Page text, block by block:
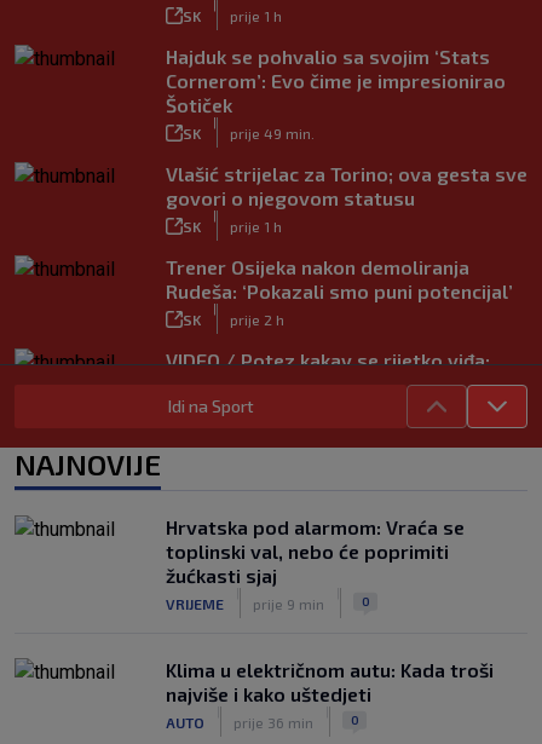
SK prije 1 h
Hajduk se pohvalio sa svojim ‘Stats
Cornerom’: Evo čime je impresionirao
Šotiček
SK prije 49 min.
Vlašić strijelac za Torino; ova gesta sve
govori o njegovom statusu
SK prije 1 h
Trener Osijeka nakon demoliranja
Rudeša: ‘Pokazali smo puni potencijal’
SK prije 2 h
VIDEO / Potez kakav se rijetko viđa:
Kada pomoć nije stigla, na rukama je
iznio suigrača u bolovima
SK prije 3 h
Dinamo u finalu Ramljaka! Sutra protiv
Ajaxa na glavnom terenu Maksimira
|
prije 3 h
Idi na Sport
NAJNOVIJE
Hrvatska pod alarmom: Vraća se
toplinski val, nebo će poprimiti
žućkasti sjaj
VRIJEME prije 9 min 0
Klima u električnom autu: Kada troši
najviše i kako uštedjeti
AUTO prije 36 min 0